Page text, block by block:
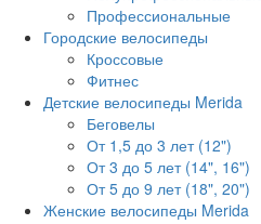
Профессиональные
Городские велосипеды
Кроссовые
Фитнес
Детские велосипеды Merida
Беговелы
От 1,5 до 3 лет (12")
От 3 до 5 лет (14", 16")
От 5 до 9 лет (18", 20")
Женские велосипеды Merida